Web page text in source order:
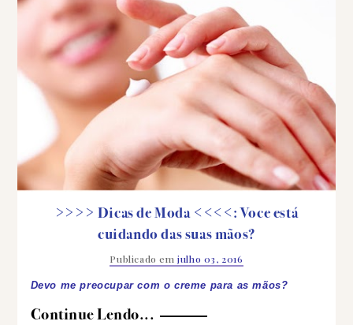
>>>> Dicas de Moda <<<<: Voce está
cuidando das suas mãos?
Publicado emjulho 03, 2016
Devo me preocupar com o creme para as mãos?
Continue Lendo...